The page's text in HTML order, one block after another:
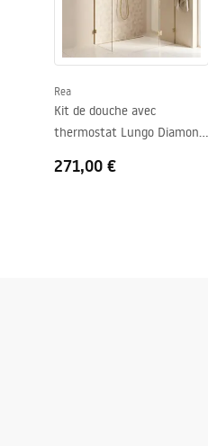
Sens de la cabine
Garantie
Couche Easy Clean
Rea
Kit de douche avec
thermostat Lungo Diamond
271,00 €